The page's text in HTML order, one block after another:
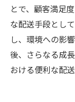
とで、顧客満足
な配送手段とし
し、環境への影
後、さらなる成
おける便利な配